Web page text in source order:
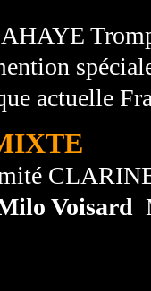
actuelle
Voisard